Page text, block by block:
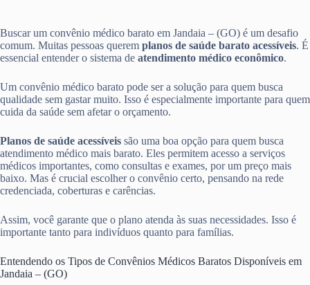
Buscar um convênio médico barato em Jandaia – (GO) é um desafio
comum. Muitas pessoas querem planos de saúde barato acessíveis. É
essencial entender o sistema de atendimento médico econômico.
Um convênio médico barato pode ser a solução para quem busca
qualidade sem gastar muito. Isso é especialmente importante para quem
cuida da saúde sem afetar o orçamento.
Planos de saúde acessíveis são uma boa opção para quem busca
atendimento médico mais barato. Eles permitem acesso a serviços
médicos importantes, como consultas e exames, por um preço mais
baixo. Mas é crucial escolher o convênio certo, pensando na rede
credenciada, coberturas e carências.
Assim, você garante que o plano atenda às suas necessidades. Isso é
importante tanto para indivíduos quanto para famílias.
Entendendo os Tipos de Convênios Médicos Baratos Disponíveis em
Jandaia – (GO)